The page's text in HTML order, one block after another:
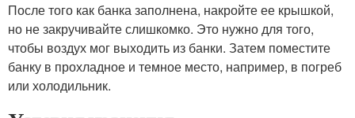
После того как банка заполнена, накройте ее крышкой,
но не закручивайте слишкомко. Это нужно для того,
чтобы воздух мог выходить из банки. Затем поместите
банку в прохладное и темное место, например, в погреб
или холодильник.